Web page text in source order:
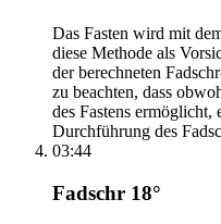
Das Fasten wird mit
diese Methode als
der berechneten
zu beachten, dass
des Fastens
Durchführung des
03:44
Fadschr 18°